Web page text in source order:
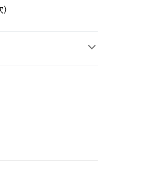
（台灣）商業銀行
際商業銀行